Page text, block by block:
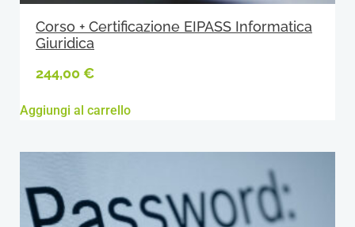
Corso + Certificazione EIPASS Informatica
Giuridica
244,00 €
Aggiungi al carrello